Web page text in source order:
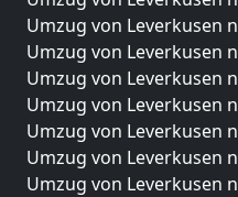
Umzug von Leverkusen
Umzug von Leverkusen
Umzug von Leverkusen
Umzug von Leverkusen
Umzug von Leverkusen
Umzug von Leverkusen
Umzug von Leverkusen